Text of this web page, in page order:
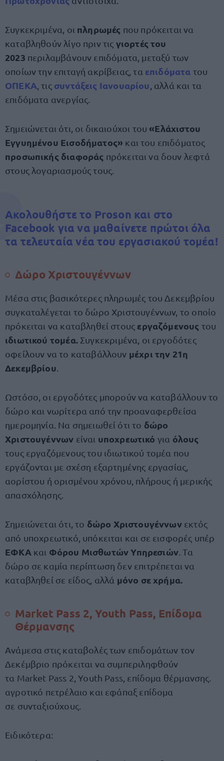
Συγκεκριμένα, οι πληρωμές που πρόκειται να
καταβληθούν λίγο πριν τις γιορτές του
2023 περιλαμβάνουν επιδόματα, μεταξύ των
οποίων την επιταγή ακρίβειας, τα επιδόματα του
ΟΠΕΚΑ , τις συντάξεις Ιανουαρίου , αλλά και τα
επιδόματα ανεργίας.
Σημειώνεται ότι, οι δικαιούχοι του«Ελάχιστου
Εγγυημένου Εισοδήματος» και του επιδόματος
προσωπικής διαφοράς πρόκειται να δουν λεφτά
στους λογαριασμούς τους.
Ακολουθήστε το Proson και στο
Facebook για να μαθαίνετε πρώτοι όλα
τα τελευταία νέα του εργασιακού τομέα!
Δώρο Χριστουγέννων
Μέσα στις βασικότερες πληρωμές του Δεκεμβρίου
συγκαταλέγεται το δώρο Χριστουγέννων, το οποίο
πρόκειται να καταβληθεί στους εργαζόμενους του
ιδιωτικού τομέα. Συγκεκριμένα, οι εργοδότες
οφείλουν να το καταβάλλουν μέχρι την 21η
Δεκεμβρίου
Ωστόσο, οι εργοδότες μπορούν να καταβάλλουν το
δώρο και νωρίτερα από την προαναφερθείσα
ημερομηνία. Να σημειωθεί ότι το δώρο
Χριστουγέννων είναι υποχρεωτικό για όλους
τους εργαζόμενους του ιδιωτικού τομέα που
εργάζονται με σχέση εξαρτημένης εργασίας,
αορίστου ή ορισμένου χρόνου, πλήρους ή μερικής
απασχόλησης.
Σημειώνεται ότι, το δώρο Χριστουγέννωνεκτός
από υποχρεωτικό, υπόκειται και σε εισφορές υπέρ
ΕΦΚΑ και Φόρου Μισθωτών Υπηρεσιών. Τα
δώρο σε καμία περίπτωση δεν επιτρέπεται να
καταβληθεί σε είδος, αλλά μόνο σε χρήμα.
Market Pass 2, Youth Pass, Επίδομα
Θέρμανσης
Ανάμεσα στις καταβολές των επιδομάτων τον
Δεκέμβριο πρόκειται να συμπεριληφθούν
τα Market Pass 2, Υοuth Pass, επίδομα θέρμανσης.
αγροτικό πετρέλαιο και εφάπαξ επίδομα
σε συνταξιούχους.
Ειδικότερα: